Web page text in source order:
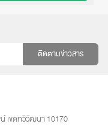
ติดตามข่าวสาร
เขตทวีวัฒนา 10170